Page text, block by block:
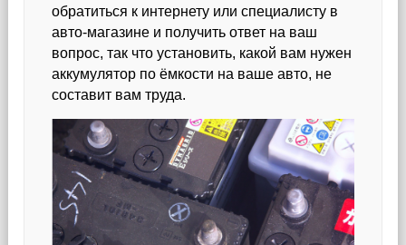
обратиться к интернету или специалисту в
авто-магазине и получить ответ на ваш
вопрос, так что установить, какой вам нужен
аккумулятор по ёмкости на ваше авто, не
составит вам труда.